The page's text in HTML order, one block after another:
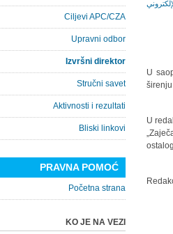
U
U
Ciljevi APC/CZA
Upravni odbor
Izvršni direktor
Stručni savet
Aktivnosti i rezultati
Bliski linkovi
PRAVNA POMOĆ
Početna strana
KO JE NA VEZI